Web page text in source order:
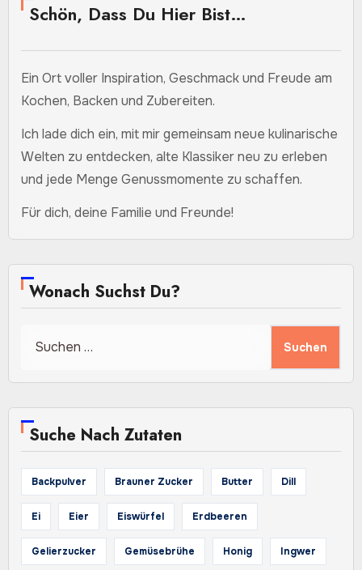
Schön, Dass Du Hier Bist…
Ein Ort voller Inspiration, Geschmack und Freude am
Kochen, Backen und Zubereiten.
Ich lade dich ein, mit mir gemeinsam neue kulinarische
Welten zu entdecken, alte Klassiker neu zu erleben
und jede Menge Genussmomente zu schaffen.
Für dich, deine Familie und Freunde!
Wonach Suchst Du?
Suche Nach Zutaten
Backpulver Brauner Zucker Butter Dill
Ei Eier Eiswürfel Erdbeeren
Gelierzucker Gemüsebrühe Honig Ingwer